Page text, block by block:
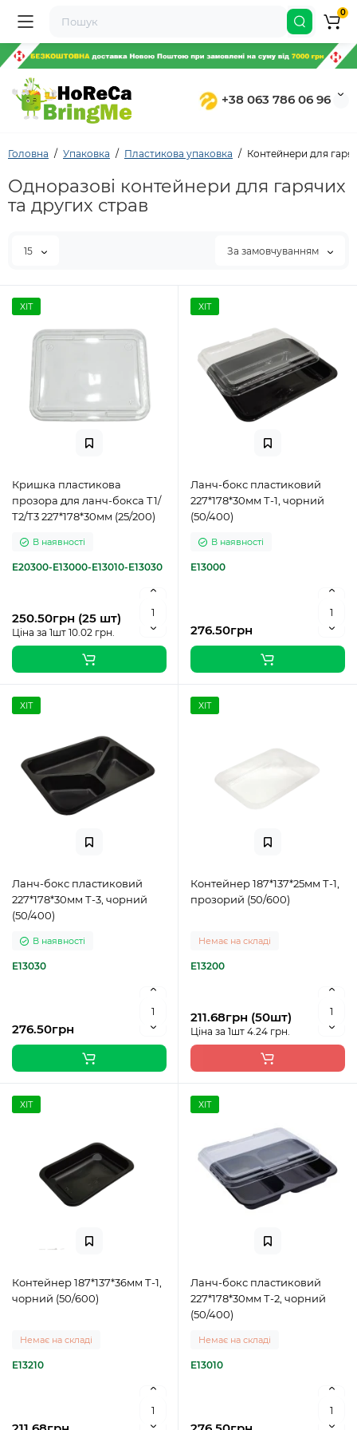
+38 063 786 06 96
0
Головна Упаковка Пластикова упаковка Контейнери для
Одноразові контейнери для гарячих
та других страв
15 За замовчуванням
ХІТ
Кришка пластикова
прозора для ланч-бокса Т1/
Т2/Т3 227*178*30мм (25/200)
В наявності
E20300-E13000-E13010-E13030
250.50грн (25 шт)
Ціна за 1шт 10.02 грн.
ХІТ
Ланч-бокс пластиковий
227*178*30мм Т-1, чорний
(50/400)
В наявності
E13000
276.50грн
ХІТ
Ланч-бокс пластиковий
227*178*30мм Т-3, чорний
(50/400)
В наявності
E13030
276.50грн
ХІТ
Контейнер 187*137*25мм Т-1,
прозорий (50/600)
Немає на складі
E13200
211.68грн (50шт)
Ціна за 1шт 4.24 грн.
ХІТ
Контейнер 187*137*36мм Т-1,
чорний (50/600)
Немає на складі
E13210
ХІТ
Ланч-бокс пластиковий
227*178*30мм Т-2, чорний
(50/400)
Немає на складі
E13010